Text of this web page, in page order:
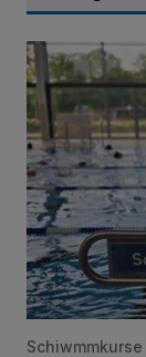
Flotte Flosse